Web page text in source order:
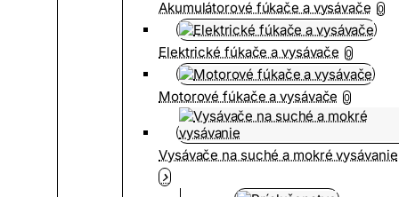
Akumulátorové fúkače a vysávače 0
Elektrické fúkače a vysávače 0
Motorové fúkače a vysávače 0
Vysávače na suché a mokré vysávanie